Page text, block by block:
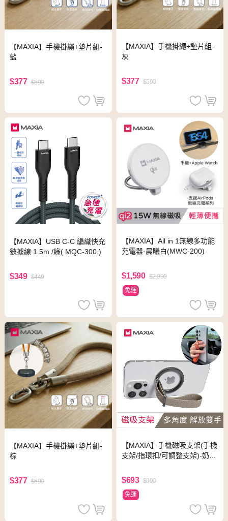
【MAXIA】手機掛繩+墊片組-
藍
$377 $590
【MAXIA】手機掛繩+墊片組-
灰
$377 $590
【MAXIA】USB C-C 編織快充
數據線 1.5m /綠( MQC-300 )
$349 $449
【MAXIA】All in 1無線多功能
充電器-晨曦白(MWC-200)
$1,590 $2,090
免運
【MAXIA】手機掛繩+墊片組-
棕
$377 $590
【MAXIA】手機磁吸支架(手機
支架/指環扣/可調整支架)-奶茶
$693 $990
免運